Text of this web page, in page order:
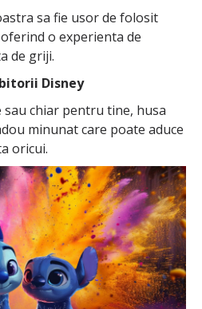
sa fie usor de folosit
o experienta de
de griji.
Disney
chiar pentru tine, husa
minunat care poate aduce
oricui.